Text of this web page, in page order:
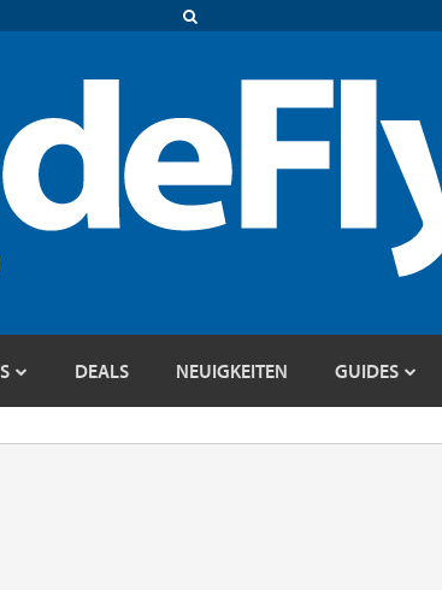
DEALS NEUIGKEITEN GUIDES